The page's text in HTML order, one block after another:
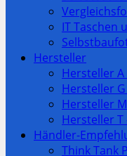
IT Taschen
Hersteller
Hersteller A
Hersteller G
Hersteller M
Hersteller T
Händler-
Think Tank